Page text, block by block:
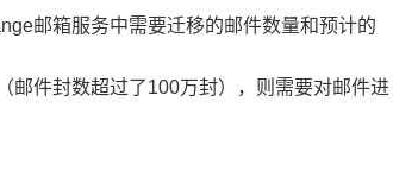
邮箱服务中需要迁移的邮件数量和预计的
邮件封数超过了100万封），则需要对邮件进